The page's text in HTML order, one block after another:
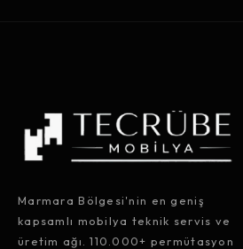
Marmara Bölgesi'nin en geniş
kapsamlı mobilya teknik servis ve
üretim ağı. 110.000+ permütasyon